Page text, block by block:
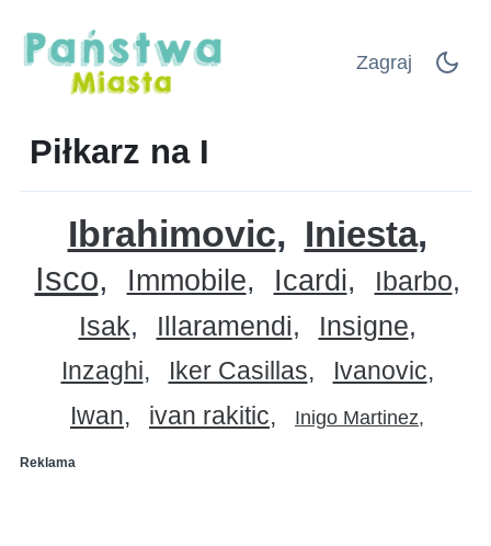
Zagraj
Piłkarz na I
Ibrahimovic Iniesta
Isco Immobile Icardi
Ibarbo
Isak
Illaramendi Insigne
Inzaghi Iker Casillas
Ivanovic
Iwan
ivan rakitic Inigo Martinez
Reklama